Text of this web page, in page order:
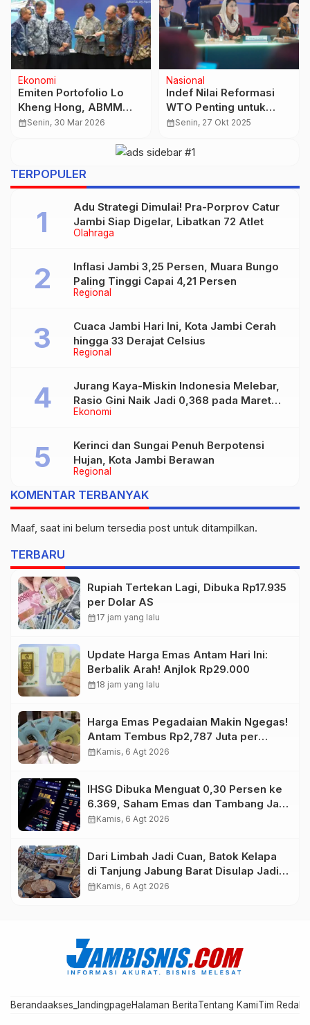
Nasional
Disorot Presiden
Prabowo, BEI Suspensi
Saham Toba Pulp
calendar_monthKamis, 18 Des 2025
Olahraga
Miami Heat Raih
Kemenangan Telak 146–
114 atas Memphis
calendar_monthSabtu, 25 Okt 2025
TERPOPULER
Olahraga
Adu Strategi Dimulai! Pra-Porprov Catur
Jambi Siap Digelar, Libatkan 72 Atlet
Regional
Inflasi Jambi 3,25 Persen, Muara Bungo
Paling Tinggi Capai 4,21 Persen
Regional
Cuaca Jambi Hari Ini, Kota Jambi Cerah
hingga 33 Derajat Celsius
Ekonomi
Jurang Kaya-Miskin Indonesia Melebar,
Rasio Gini Naik Jadi 0,368 pada Maret
2026
Regional
Kerinci dan Sungai Penuh Berpotensi
Hujan, Kota Jambi Berawan
KOMENTAR TERBANYAK
Maaf, saat ini belum tersedia post untuk ditampilkan.
TERBARU
Rupiah Tertekan Lagi, Dibuka Rp17.935
per Dolar AS
calendar_month17 jam yang lalu
Update Harga Emas Antam Hari Ini:
Berbalik Arah! Anjlok Rp29.000
calendar_month18 jam yang lalu
Harga Emas Pegadaian Makin Ngegas!
Antam Tembus Rp2,787 Juta per
Gram
calendar_monthKamis, 6 Agt 2026
IHSG Dibuka Menguat 0,30 Persen ke
6.369, Saham Emas dan Tambang Jadi
Penggerak
calendar_monthKamis, 6 Agt 2026
Dari Limbah Jadi Cuan, Batok Kelapa
di Tanjung Jabung Barat Disulap Jadi
Kerajinan Bernilai Tinggi
calendar_monthKamis, 6 Agt 2026
Berandaakses_landingpageHalaman BeritaTentang KamiTim Redaksi